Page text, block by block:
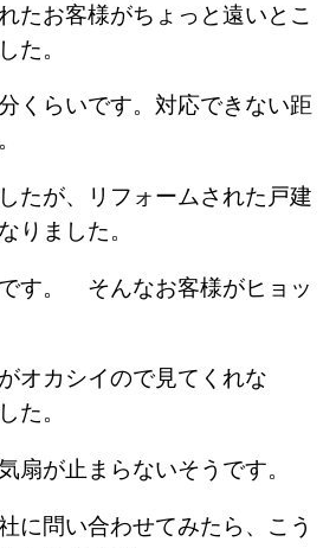
たお客様がちょっと遠いとこ
た。
くらいです。対応できない距
たが、リフォームされた戸建
りました。
す。 そんなお客様がヒョッ
オカシイので見てくれな
た。
扇が止まらないそうです。
に問い合わせてみたら、こう